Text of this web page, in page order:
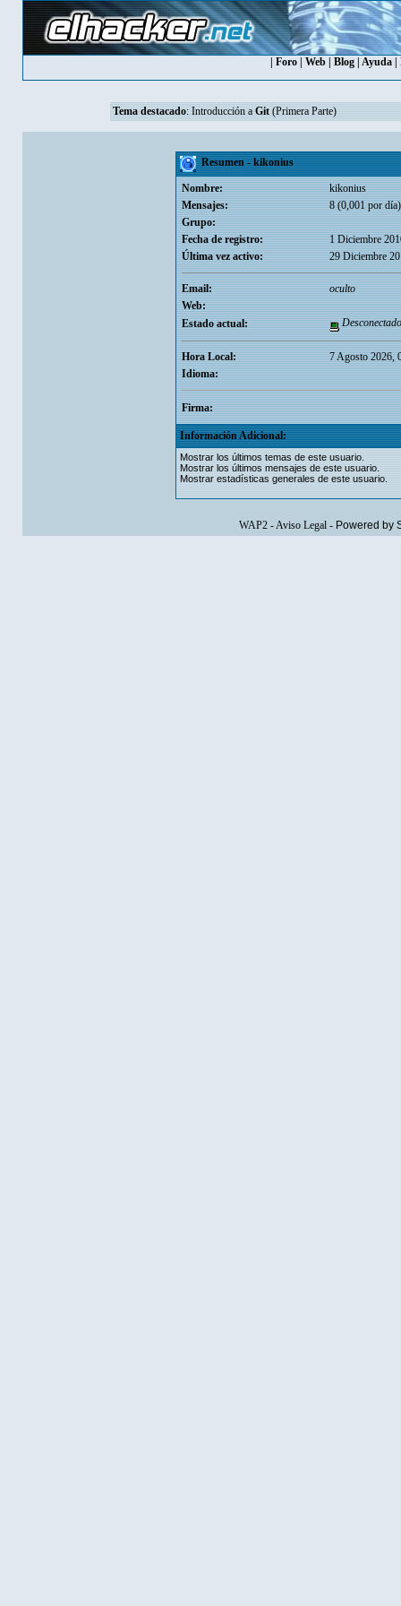
Foro| Web| Blog| Ayuda|
Tema destacado: Introducción a Git (Primera Parte)
Resumen - kikonius
Nombre:
kikonius
Mensajes:
8 (0,001 por día)
Grupo:
Fecha de registro:
1 Diciembre
Última vez activo:
29 Diciembre
Email:
oculto
Web:
Estado actual:
Desconectado
Hora Local:
7 Agosto 2026,
Idioma:
Firma:
Información Adicional:
Mostrar los últimos temas de este usuario.
Mostrar los últimos mensajes de este usuario.
Mostrar estadísticas generales de este usuario.
WAP2-Aviso Legal- Powered by